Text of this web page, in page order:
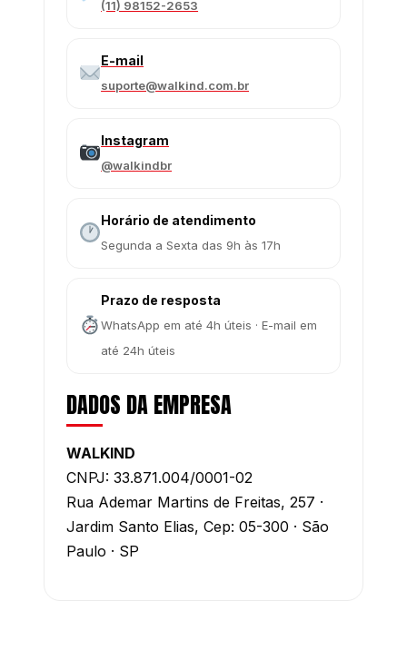
(11) 98152-2653
E-mail
suporte@walkind.com.br
Instagram
@walkindbr
Horário de atendimento
Segunda a Sexta das 9h às 17h
Prazo de resposta
WhatsApp em até 4h úteis · E-mail em
até 24h úteis
DADOS DA EMPRESA
WALKIND
CNPJ: 33.871.004/0001-02
Rua Ademar Martins de Freitas, 257 ·
Jardim Santo Elias, Cep: 05-300 · São
Paulo · SP